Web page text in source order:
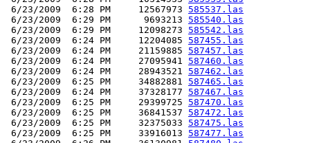
6/23/2009  6:28 PM     12567973 585537.las
6/23/2009  6:29 PM      9693213 585540.las
6/23/2009  6:29 PM     12098273 585542.las
6/23/2009  6:24 PM     12204085 587455.las
6/23/2009  6:24 PM     21159885 587457.las
6/23/2009  6:24 PM     27095941 587460.las
6/23/2009  6:24 PM     28943521 587462.las
6/23/2009  6:25 PM     34882881 587465.las
6/23/2009  6:24 PM     37328177 587467.las
6/23/2009  6:25 PM     29399725 587470.las
6/23/2009  6:25 PM     36841537 587472.las
6/23/2009  6:25 PM     32375033 587475.las
6/23/2009  6:25 PM     33916013 587477.las